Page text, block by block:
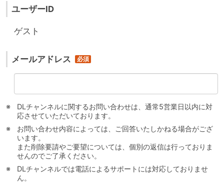
ユーザーID
ゲスト
メールアドレス
DLチャンネルに関するお問い合わせは、通常5営業日以内に対
応させていただいております。
お問い合わせ内容によっては、ご回答いたしかねる場合がござ
います。
また削除要請やご要望については、個別の返信は行っておりま
せんのでご了承ください。
DLチャンネルでは電話によるサポートには対応しておりませ
ん。